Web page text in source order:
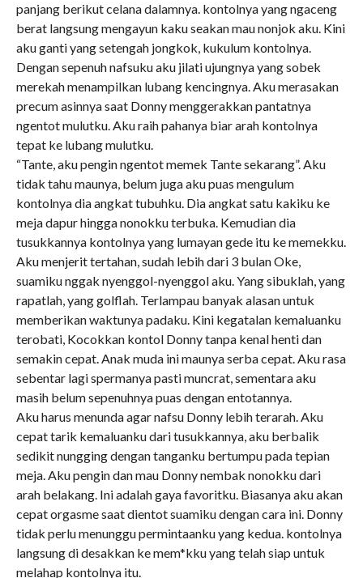
panjang berikut celana dalamnya. kontolnya yang ngaceng
berat langsung mengayun kaku seakan mau nonjok aku. Kini
aku ganti yang setengah jongkok, kukulum kontolnya.
Dengan sepenuh nafsuku aku jilati ujungnya yang sobek
merekah menampilkan lubang kencingnya. Aku merasakan
precum asinnya saat Donny menggerakkan pantatnya
ngentot mulutku. Aku raih pahanya biar arah kontolnya
tepat ke lubang mulutku.
“Tante, aku pengin ngentot memek Tante sekarang”. Aku
tidak tahu maunya, belum juga aku puas mengulum
kontolnya dia angkat tubuhku. Dia angkat satu kakiku ke
meja dapur hingga nonokku terbuka. Kemudian dia
tusukkannya kontolnya yang lumayan gede itu ke memekku.
Aku menjerit tertahan, sudah lebih dari 3 bulan Oke,
suamiku nggak nyenggol-nyenggol aku. Yang sibuklah, yang
rapatlah, yang golflah. Terlampau banyak alasan untuk
memberikan waktunya padaku. Kini kegatalan kemaluanku
terobati, Kocokkan kontol Donny tanpa kenal henti dan
semakin cepat. Anak muda ini maunya serba cepat. Aku rasa
sebentar lagi spermanya pasti muncrat, sementara aku
masih belum sepenuhnya puas dengan entotannya.
Aku harus menunda agar nafsu Donny lebih terarah. Aku
cepat tarik kemaluanku dari tusukkannya, aku berbalik
sedikit nungging dengan tanganku bertumpu pada tepian
meja. Aku pengin dan mau Donny nembak nonokku dari
arah belakang. Ini adalah gaya favoritku. Biasanya aku akan
cepat orgasme saat dientot suamiku dengan cara ini. Donny
tidak perlu menunggu permintaanku yang kedua. kontolnya
langsung di desakkan ke mem*kku yang telah siap untuk
melahap kontolnya itu.